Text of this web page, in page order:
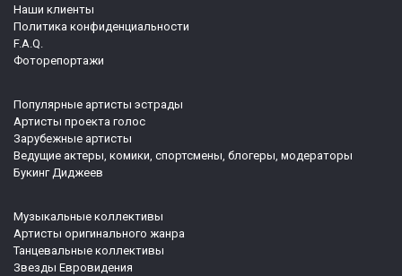
Наши клиенты
Политика конфиденциальности
F.A.Q.
Фоторепортажи
Популярные артисты эстрады
Артисты проекта голос
Зарубежные артисты
Ведущие актеры, комики, спортсмены, блогеры, модераторы
Букинг Диджеев
Музыкальные коллективы
Артисты оригинального жанра
Танцевальные коллективы
Звезды Евровидения